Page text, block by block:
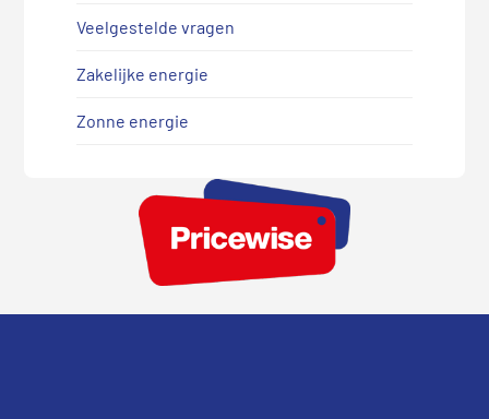
Veelgestelde vragen
Zakelijke energie
Zonne energie